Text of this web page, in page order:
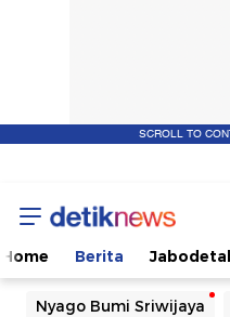
SCROLL TO
Home Berita
Nyago Bumi Sriwijaya